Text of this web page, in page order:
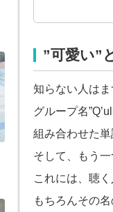
”可愛い”
知らない人は
グループ名
組み合わせた単
そして、もう
これには、聴
もちろんその